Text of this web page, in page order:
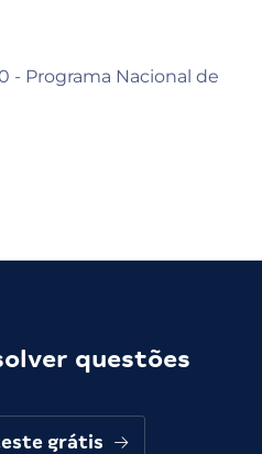
- Programa Nacional de
questões
grátis